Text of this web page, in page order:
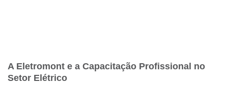
A Eletromont e a Capacitação Profissional no
Setor Elétrico